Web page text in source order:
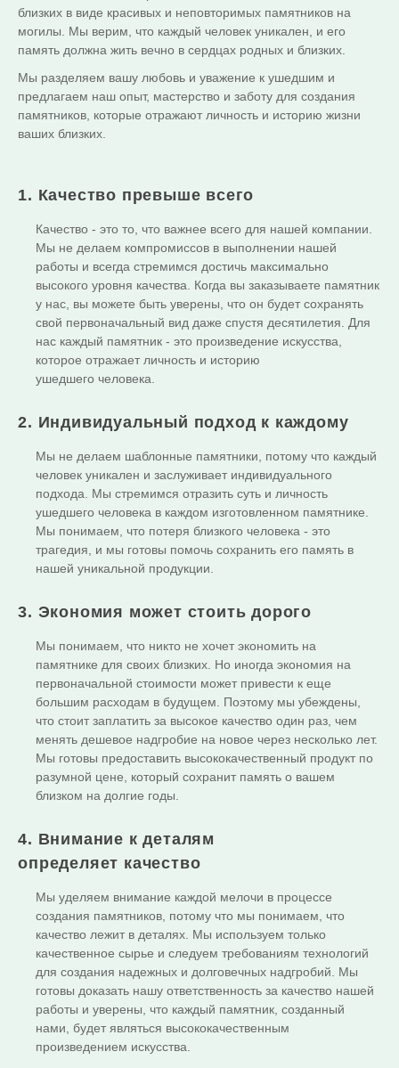
близких в виде красивых и неповторимых памятников на
могилы. Мы верим, что каждый человек уникален, и его
память должна жить вечно в сердцах родных и близких.
Мы разделяем вашу любовь и уважение к ушедшим и
предлагаем наш опыт, мастерство и заботу для создания
памятников, которые отражают личность и историю жизни
ваших близких.
1. Качество превыше всего
Качество - это то, что важнее всего для нашей компании.
Мы не делаем компромиссов в выполнении нашей
работы и всегда стремимся достичь максимально
высокого уровня качества. Когда вы заказываете памятник
у нас, вы можете быть уверены, что он будет сохранять
свой первоначальный вид даже спустя десятилетия. Для
нас каждый памятник - это произведение искусства,
которое отражает личность и историю
ушедшего человека.
2. Индивидуальный подход к каждому
Мы не делаем шаблонные памятники, потому что каждый
человек уникален и заслуживает индивидуального
подхода. Мы стремимся отразить суть и личность
ушедшего человека в каждом изготовленном памятнике.
Мы понимаем, что потеря близкого человека - это
трагедия, и мы готовы помочь сохранить его память в
нашей уникальной продукции.
3. Экономия может стоить дорого
Мы понимаем, что никто не хочет экономить на
памятнике для своих близких. Но иногда экономия на
первоначальной стоимости может привести к еще
большим расходам в будущем. Поэтому мы убеждены,
что стоит заплатить за высокое качество один раз, чем
менять дешевое надгробие на новое через несколько лет.
Мы готовы предоставить высококачественный продукт по
разумной цене, который сохранит память о вашем
близком на долгие годы.
4. Внимание к деталям
определяет качество
Мы уделяем внимание каждой мелочи в процессе
создания памятников, потому что мы понимаем, что
качество лежит в деталях. Мы используем только
качественное сырье и следуем требованиям технологий
для создания надежных и долговечных надгробий. Мы
готовы доказать нашу ответственность за качество нашей
работы и уверены, что каждый памятник, созданный
нами, будет являться высококачественным
произведением искусства.